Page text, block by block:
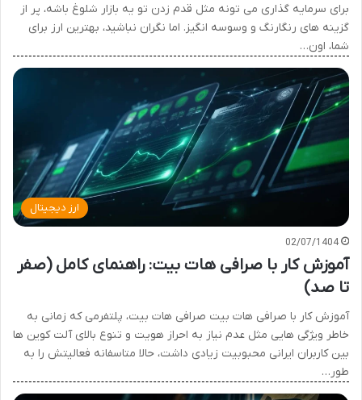
برای سرمایه گذاری می تونه مثل قدم زدن تو یه بازار شلوغ باشه، پر از
گزینه های رنگارنگ و وسوسه انگیز. اما نگران نباشید، بهترین ارز برای
شما، اون…
ارز دیجیتال
02/07/1404
آموزش کار با صرافی هات بیت: راهنمای کامل (صفر
تا صد)
آموزش کار با صرافی هات بیت صرافی هات بیت، پلتفرمی که زمانی به
خاطر ویژگی هایی مثل عدم نیاز به احراز هویت و تنوع بالای آلت کوین ها
بین کاربران ایرانی محبوبیت زیادی داشت، حالا متاسفانه فعالیتش را به
طور…